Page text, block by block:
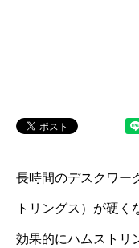
長時間のデスクワー
トリングス）が硬
効果的にハムストリ